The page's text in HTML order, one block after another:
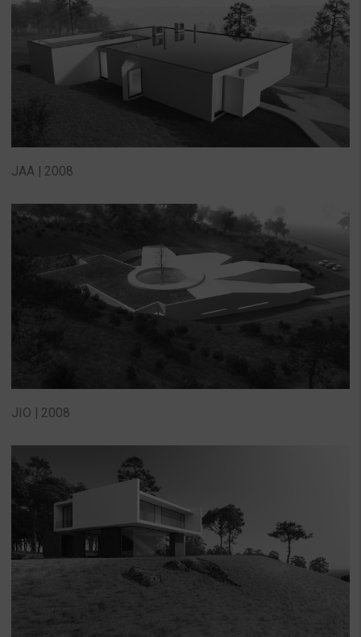
JAA | 2008
JIO | 2008